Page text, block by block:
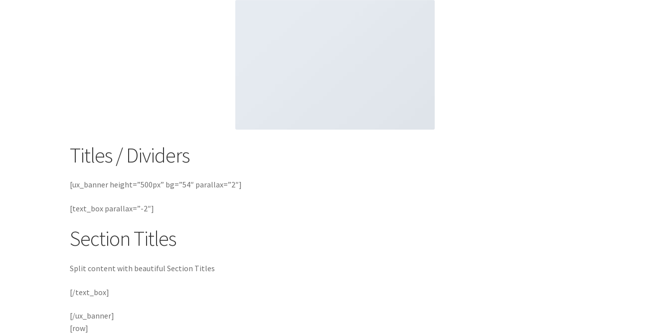
Titles / Dividers
[ux_banner height=”500px” bg=”54″ parallax=”2″]
[text_box parallax=”-2″]
Section Titles
Split content with beautiful Section Titles
[/text_box]
[/ux_banner]
[row]